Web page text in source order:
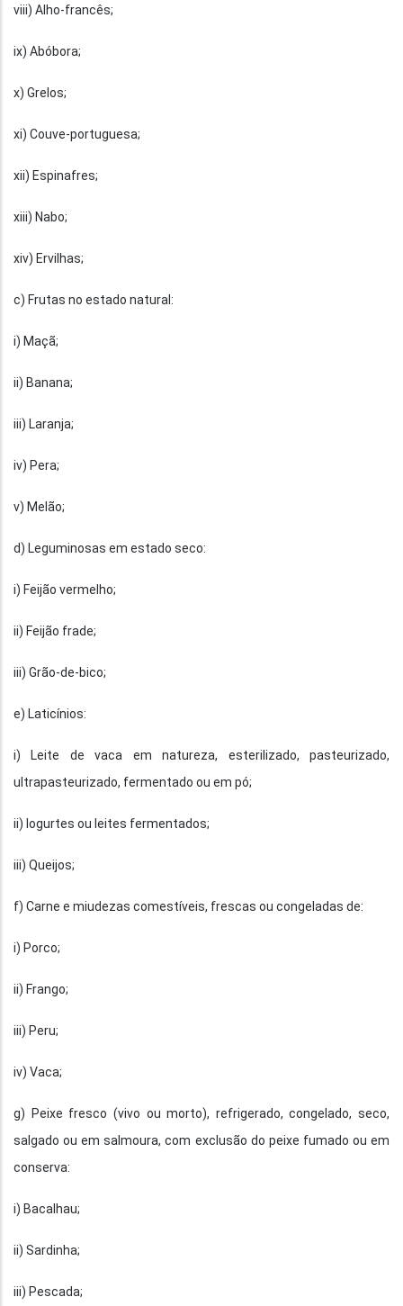
viii) Alho-francês;
ix) Abóbora;
x) Grelos;
xi) Couve-portuguesa;
xii) Espinafres;
xiii) Nabo;
xiv) Ervilhas;
c) Frutas no estado natural:
i) Maçã;
ii) Banana;
iii) Laranja;
iv) Pera;
v) Melão;
d) Leguminosas em estado seco:
i) Feijão vermelho;
ii) Feijão frade;
iii) Grão-de-bico;
e) Laticínios:
i) Leite de vaca em natureza, esterilizado, pasteurizado,
ultrapasteurizado, fermentado ou em pó;
ii) Iogurtes ou leites fermentados;
iii) Queijos;
f) Carne e miudezas comestíveis, frescas ou congeladas de:
i) Porco;
ii) Frango;
iii) Peru;
iv) Vaca;
g) Peixe fresco (vivo ou morto), refrigerado, congelado, seco,
salgado ou em salmoura, com exclusão do peixe fumado ou em
conserva:
i) Bacalhau;
ii) Sardinha;
iii) Pescada;